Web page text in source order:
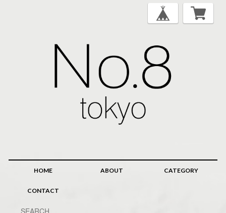
HOME ABOUT CATEGORY
CONTACT